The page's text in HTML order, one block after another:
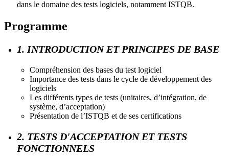
dans le domaine des tests logiciels, notamment ISTQB.
Programme
1. INTRODUCTION ET PRINCIPES DE BASE
Compréhension des bases du test logiciel
Importance des tests dans le cycle de développement des
logiciels
Les différents types de tests (unitaires, d’intégration, de
système, d’acceptation)
Présentation de l’ISTQB et de ses certifications
2. TESTS D'ACCEPTATION ET TESTS
FONCTIONNELS